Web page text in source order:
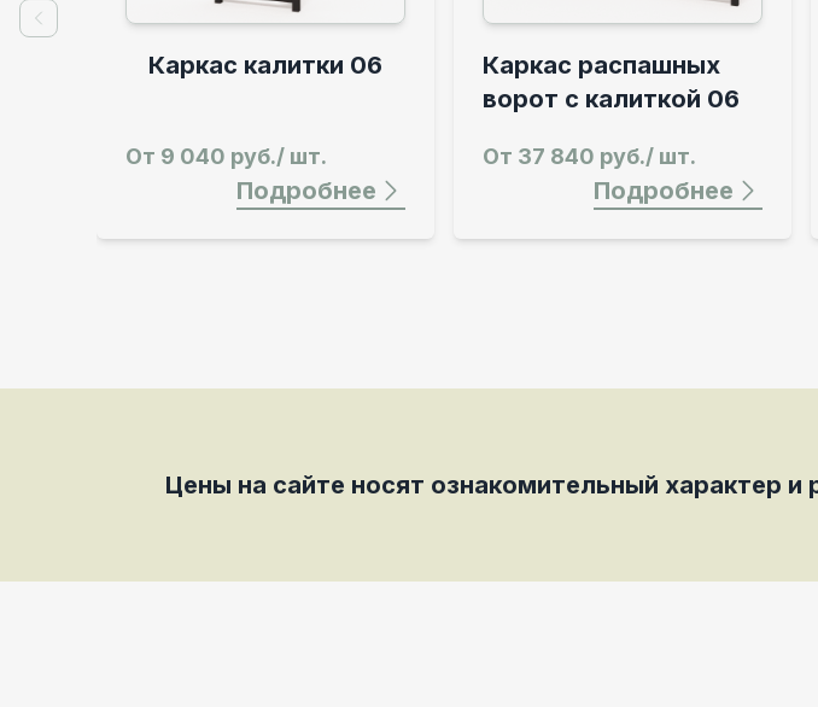
калитки 06
Каркас распашных
ворот с калиткой 06
От37 840 руб./ шт.
Подробнее
Каркас
ворот 06
От24 090 руб./
Previous slide
Цены на сайте носят ознакомительный характер